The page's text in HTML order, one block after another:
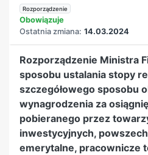
Rozporządzenie
Obowiązuje
Ostatnia zmiana: 14.03.2024
Rozporządzenie Ministra
sposobu ustalania stopy
szczegółowego sposobu
wynagrodzenia za
pobieranego przez
inwestycyjnych,
emerytalne, pracownicze